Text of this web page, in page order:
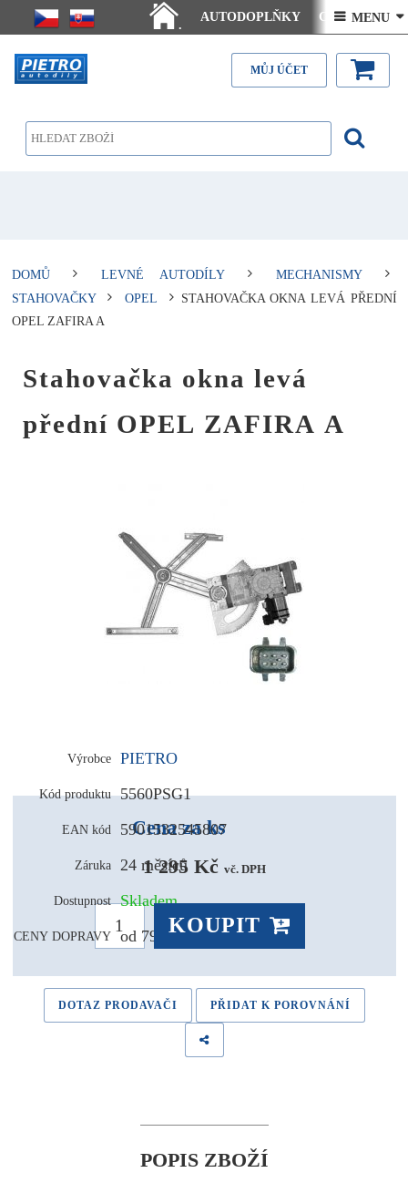
.
AUTODOPLŇKY Ceny doručení
Články - návody Kontakt
 MENU 
MŮJ ÚČET
DOMŮ LEVNÉ AUTODÍLY
MECHANISMY
STAHOVAČKY
OPEL
STAHOVAČKA OKNA LEVÁ PŘEDNÍ
OPEL ZAFIRA A
Stahovačka okna levá
přední OPEL ZAFIRA A
Výrobce PIETRO
Kód produktu 5560PSG1
EAN kód 5901532545807
Záruka 24 měsíců
Dostupnost Skladem
CENY DOPRAVY od 79,- Kč
Cena za ks
1 295 Kč vč. DPH
KOUPIT
DOTAZ PRODAVAČI PŘIDAT K POROVNÁNÍ
POPIS ZBOŽÍ